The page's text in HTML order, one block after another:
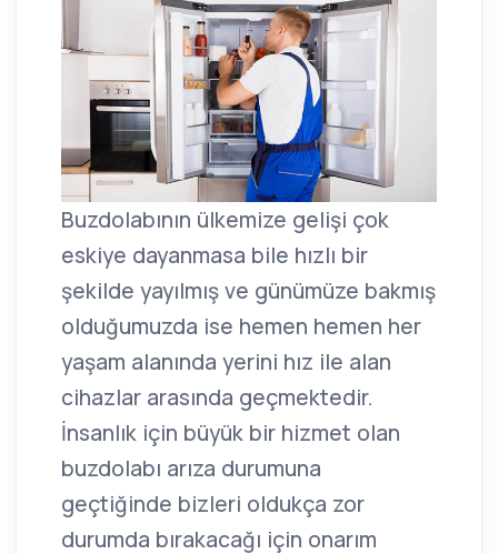
Buzdolabının ülkemize gelişi çok
eskiye dayanmasa bile hızlı bir
şekilde yayılmış ve günümüze bakmış
olduğumuzda ise hemen hemen her
yaşam alanında yerini hız ile alan
cihazlar arasında geçmektedir.
İnsanlık için büyük bir hizmet olan
buzdolabı arıza durumuna
geçtiğinde bizleri oldukça zor
durumda bırakacağı için onarım